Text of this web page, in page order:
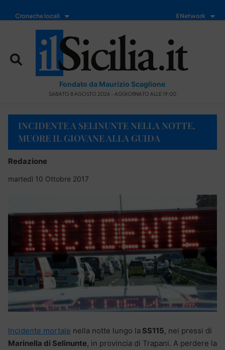
Cronache locali Il Network
Fondato da Maurizio Scaglione
SABATO 8 AGOSTO 2026 - AGGIORNATO ALLE 19:00
INCIDENTE A SELINUNTE NELLA NOTTE,
MUORE IL GIOVANE ALLA GUIDA
Redazione
martedì 10 Ottobre 2017
Incidente mortale nella notte lungo la SS115, nei pressi di
Marinella di Selinunte, in provincia di Trapani. A perdere la